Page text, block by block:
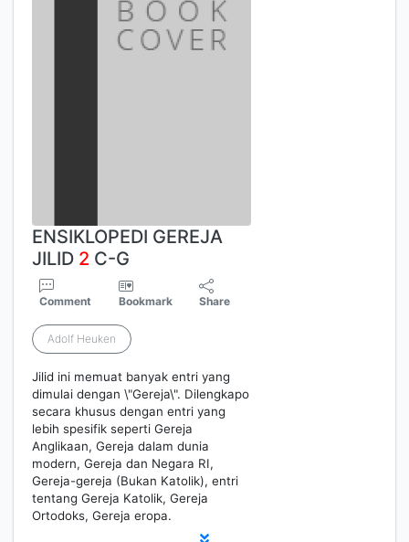
ENSIKLOPEDI GEREJA
JILID 2 C-G
Comment Bookmark Share
Adolf Heuken
Jilid ini memuat banyak entri yang
dimulai dengan \"Gereja\". Dilengkapo
secara khusus dengan entri yang
lebih spesifik seperti Gereja
Anglikaan, Gereja dalam dunia
modern, Gereja dan Negara RI,
Gereja-gereja (Bukan Katolik), entri
tentang Gereja Katolik, Gereja
Ortodoks, Gereja eropa.